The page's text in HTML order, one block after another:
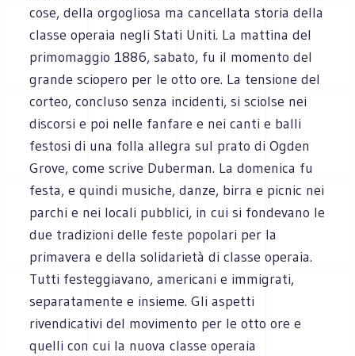
cose, della orgogliosa ma cancellata storia della
classe operaia negli Stati Uniti. La mattina del
primomaggio 1886, sabato, fu il momento del
grande sciopero per le otto ore. La tensione del
corteo, concluso senza incidenti, si sciolse nei
discorsi e poi nelle fanfare e nei canti e balli
festosi di una folla allegra sul prato di Ogden
Grove, come scrive Duberman. La domenica fu
festa, e quindi musiche, danze, birra e picnic nei
parchi e nei locali pubblici, in cui si fondevano le
due tradizioni delle feste popolari per la
primavera e della solidarietà di classe operaia.
Tutti festeggiavano, americani e immigrati,
separatamente e insieme. Gli aspetti
rivendicativi del movimento per le otto ore e
quelli con cui la nuova classe operaia